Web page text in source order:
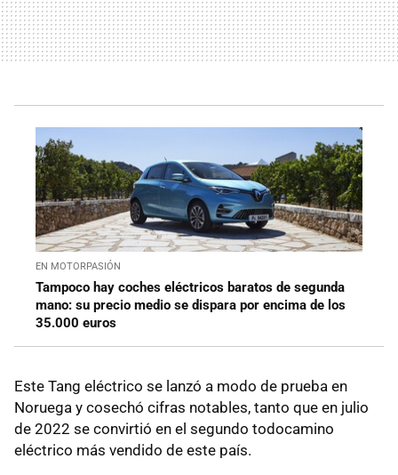
EN MOTORPASIÓN
Tampoco hay coches eléctricos baratos de segunda
mano: su precio medio se dispara por encima de los
35.000 euros
Este Tang eléctrico se lanzó a modo de prueba en
Noruega y cosechó cifras notables, tanto que en julio
de 2022 se convirtió en el segundo todocamino
eléctrico más vendido de este país.